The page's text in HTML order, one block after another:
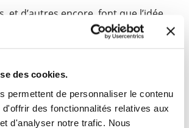
des cookies.
permettent de personnaliser le contenu
des fonctionnalités relatives aux
d'analyser notre trafic. Nous
et d’autres encore, font que l’idée
nouveau mouvement étudiant
un défi important, dit David
pour Mark et les étudiants en – et
la – Micronésie :